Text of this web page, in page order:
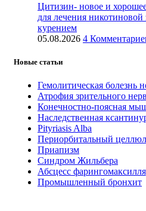
Цитизин- новое и
для лечения никотиновой
курением
05.08.2026 4
Новые статьи
Гемолитическая болезнь
Атрофия зрительного
Конечностно-поясная
Наследственная
Pityriasis Alba
Периорбитальный
Приапизм
Синдром Жильбера
Абсцесс
Промышленный бронхит